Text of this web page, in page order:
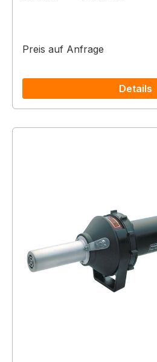
Preis auf Anfrage
Details